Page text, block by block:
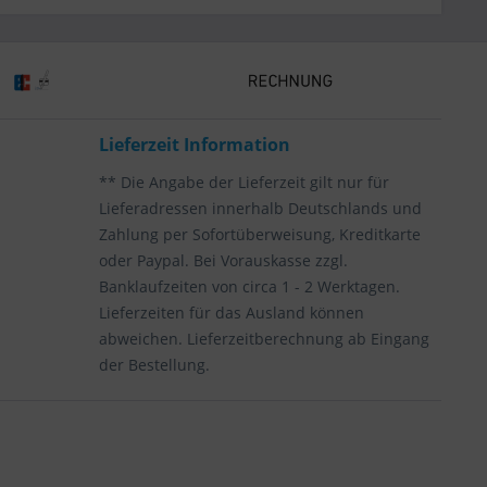
Lieferzeit Information
** Die Angabe der Lieferzeit gilt nur für
Lieferadressen innerhalb Deutschlands und
Zahlung per Sofortüberweisung, Kreditkarte
oder Paypal. Bei Vorauskasse zzgl.
Banklaufzeiten von circa 1 - 2 Werktagen.
Lieferzeiten für das Ausland können
abweichen. Lieferzeitberechnung ab Eingang
der Bestellung.